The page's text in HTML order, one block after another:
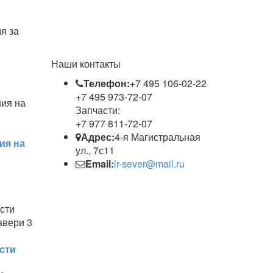
за
на
Наши контакты
Телефон:+7 495 106-02-22
+7 495 973-72-07
Запчасти:
+7 977 811-72-07
Адрес:4-я Магистральная
ул., 7с11
Email:lr-sever@mail.ru